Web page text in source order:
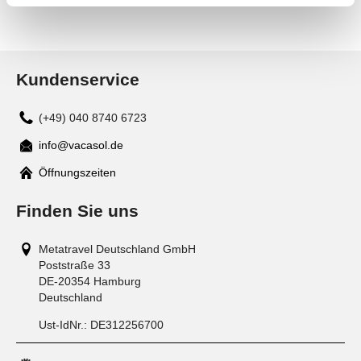
Kundenservice
(+49) 040 8740 6723
Mail
info@vacasol.de
Öffnungszeiten
Finden Sie uns
Metatravel Deutschland GmbH
Poststraße 33
DE-20354 Hamburg
Deutschland
Ust-IdNr.: DE312256700